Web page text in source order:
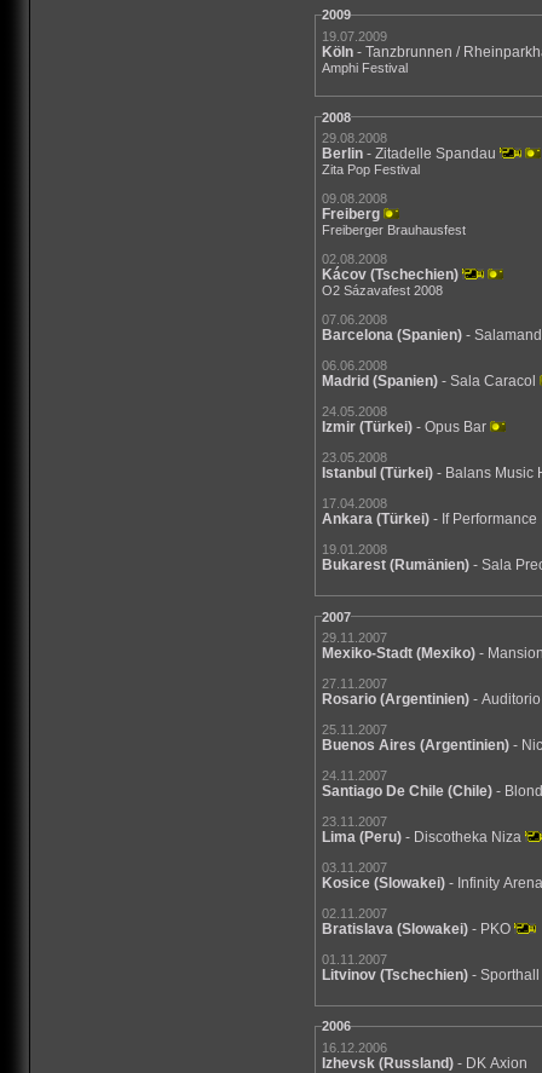
2009
19.07.2009
Köln - Tanzbrunnen /
Amphi Festival
2008
29.08.2008
Berlin - Zitadelle Spandau
Zita Pop Festival
09.08.2008
Freiberg
Freiberger Brauhausfest
02.08.2008
Kácov (Tschechien)
O2 Sázavafest 2008
07.06.2008
Barcelona (Spanien) -
06.06.2008
Madrid (Spanien) - Sala Caracol
24.05.2008
Izmir (Türkei) - Opus Bar
23.05.2008
Istanbul (Türkei) - Balans Music
17.04.2008
Ankara (Türkei) - If Performance
19.01.2008
Bukarest (Rumänien) - Sala
2007
29.11.2007
Mexiko-Stadt (Mexiko) -
27.11.2007
Rosario (Argentinien) -
25.11.2007
Buenos Aires (Argentinien) -
24.11.2007
Santiago De Chile (Chile) -
23.11.2007
Lima (Peru) - Discotheka Niza
03.11.2007
Kosice (Slowakei) - Infinity
02.11.2007
Bratislava (Slowakei) - PKO
01.11.2007
Litvinov (Tschechien) -
2006
16.12.2006
Izhevsk (Russland) - DK Axion